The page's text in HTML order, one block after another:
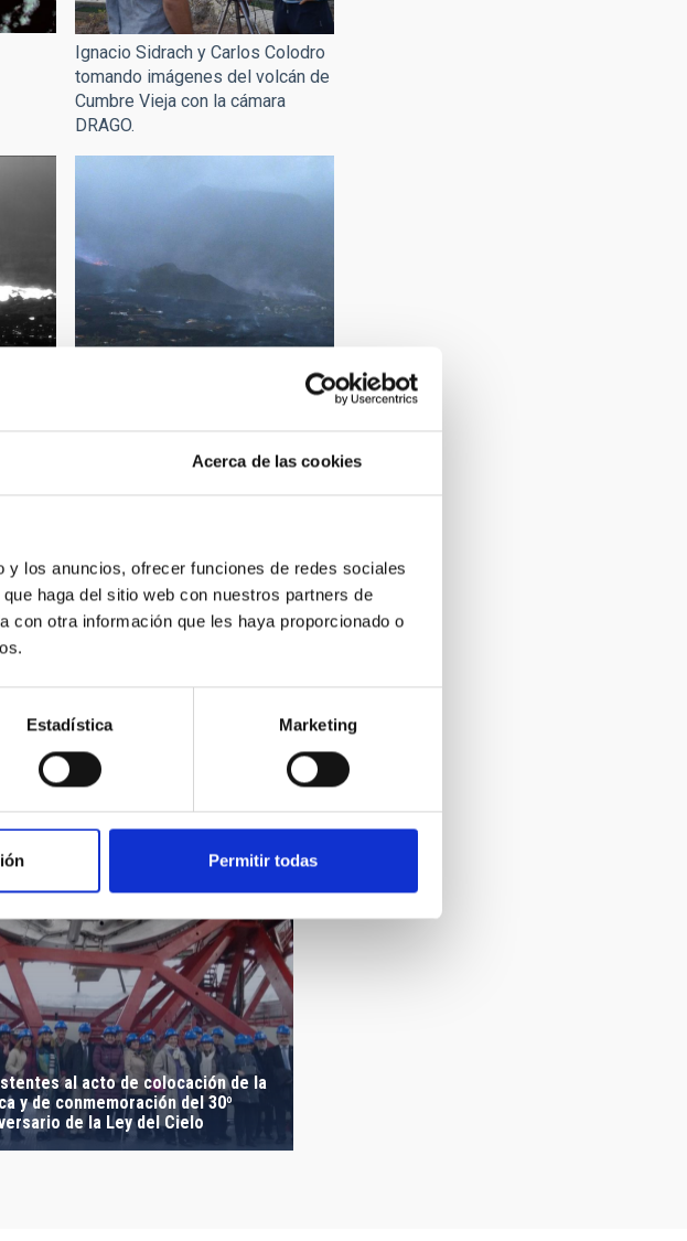
Acerca de las cookies
los anuncios, ofrecer funciones de redes sociales
haga del sitio web con nuestros partners de
con otra información que les haya proporcionado o
Estadística Marketing
Permitir todas
Ignacio Sidrach y Carlos Colodro
tomando imágenes del volcán de
Cumbre Vieja con la cámara
DRAGO.
al acto de colocación de la
y de conmemoración del 30º
de la Ley del Cielo